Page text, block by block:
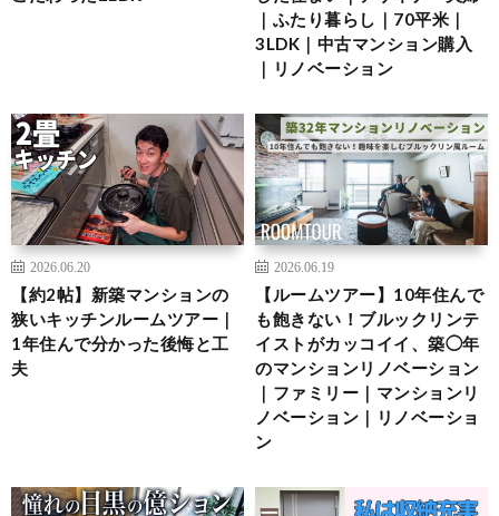
｜ふたり暮らし｜70平米｜
3LDK｜中古マンション購入
｜リノベーション
2026.06.20
【約2帖】新築マンションの
狭いキッチンルームツアー｜
1年住んで分かった後悔と工
夫
2026.06.19
【ルームツアー】10年住んで
も飽きない！ブルックリンテ
イストがカッコイイ、築◯年
のマンションリノベーション
｜ファミリー｜マンションリ
ノベーション｜リノベーショ
ン